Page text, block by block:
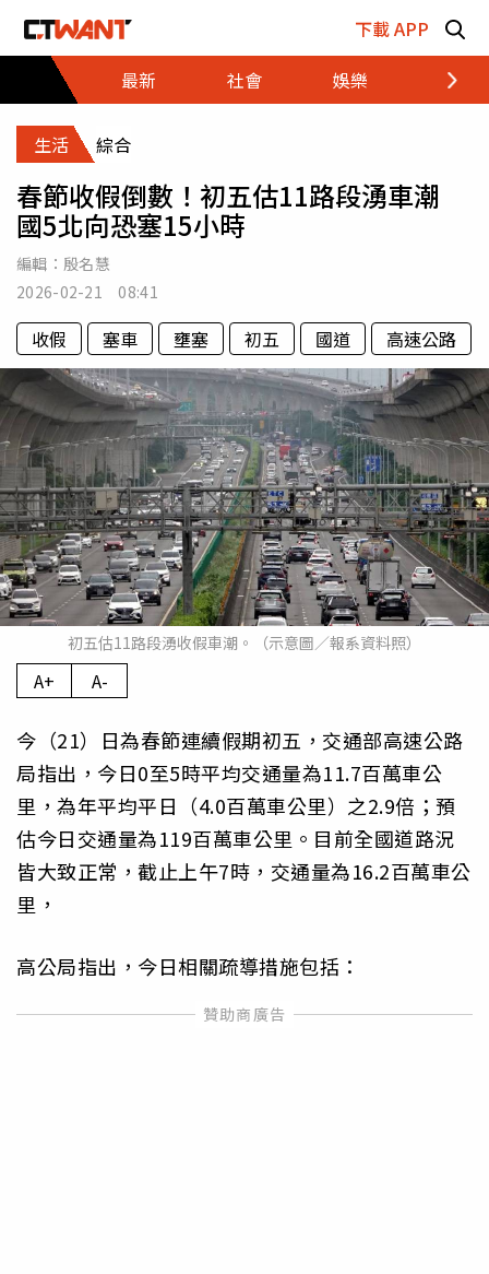
下載 APP
最新
社會 娛樂 財經
生活 綜合
春節收假倒數！初五估11路段湧車潮
國5北向恐塞15小時
編輯： 殷名慧
2026-02-21 08:41
收假 塞車 壅塞 初五 國道 高速公路
初五估11路段湧收假車潮。（示意圖／報系資料照）
A+ A-
今（21）日為春節連續假期初五，交通部高速公路
局指出，今日0至5時平均交通量為11.7百萬車公
里，為年平均平日（4.0百萬車公里）之2.9倍；預
估今日交通量為119百萬車公里。目前全國道路況
皆大致正常，截止上午7時，交通量為16.2百萬車公
里，
高公局指出，今日相關疏導措施包括：